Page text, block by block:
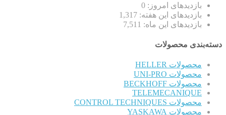
بازدیدهای امروز: 0
بازدیدهای این هفته: 1,317
بازدیدهای این ماه: 7,511
دسته‌بندی محصولات
محصولات HELLER
محصولات UNI-PRO
محصولات BECKHOFF
TELEMECANIQUE
محصولات CONTROL TECHNIQUES
محصولات YASKAWA